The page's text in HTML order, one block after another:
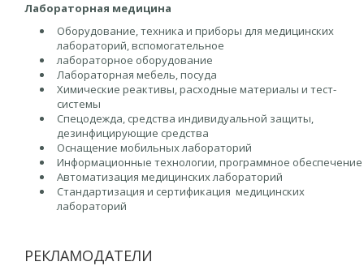
Лабораторная медицина
Оборудование, техника и приборы для медицинских
лабораторий, вспомогательное
лабораторное оборудование
Лабораторная мебель, посуда
Химические реактивы, расходные материалы и тест-
системы
Спецодежда, средства индивидуальной защиты,
дезинфицирующие средства
Оснащение мобильных лабораторий
Информационные технологии, программное обеспечение
Автоматизация медицинских лабораторий
Стандартизация и сертификация медицинских
лабораторий
РЕКЛАМОДАТЕЛИ